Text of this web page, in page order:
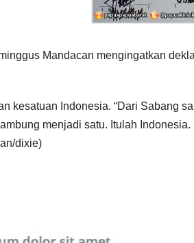
Mandacan mengingatkan
kesatuan Indonesia. “Dari Sabang
menjadi satu. Itulah
dixie)